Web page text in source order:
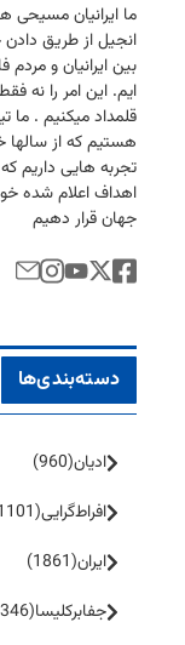
ما ایرانیان مسیحی
انجیل از طریق
بین ایرانیان و
ایم. این امر را نه
قلمداد میكنیم .
هستیم كه از سالها
تجربه هایی داریم كه
اهداف اعلام شده
جهان قرار دهیم
دسته‌بندی‌ها
ادیان(960)
افراط‌گرایی(1101)
ایران(1861)
جفا‌بر‌کلیسا(1346)